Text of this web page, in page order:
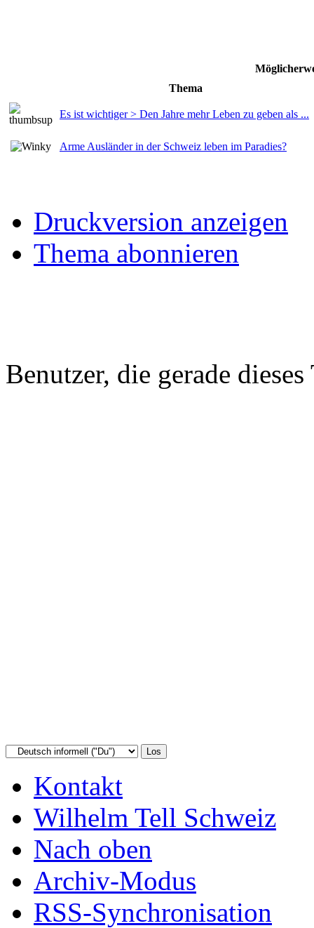
Thema
Es ist wichtiger > Den Jahre mehr Leben zu geben als ...
Arme Ausländer in der Schweiz leben im Paradies?
Druckversion anzeigen
Thema abonnieren
Benutzer, die gerade
Kontakt
Wilhelm Tell Schweiz
Nach oben
Archiv-Modus
RSS-Synchronisation